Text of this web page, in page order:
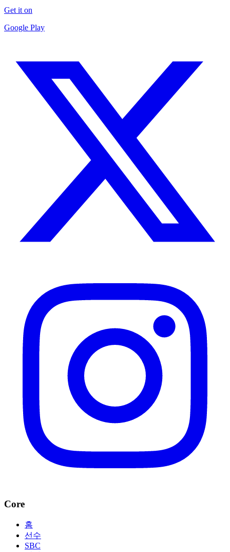
Get it on
Google Play
Core
홈
선수
SBC